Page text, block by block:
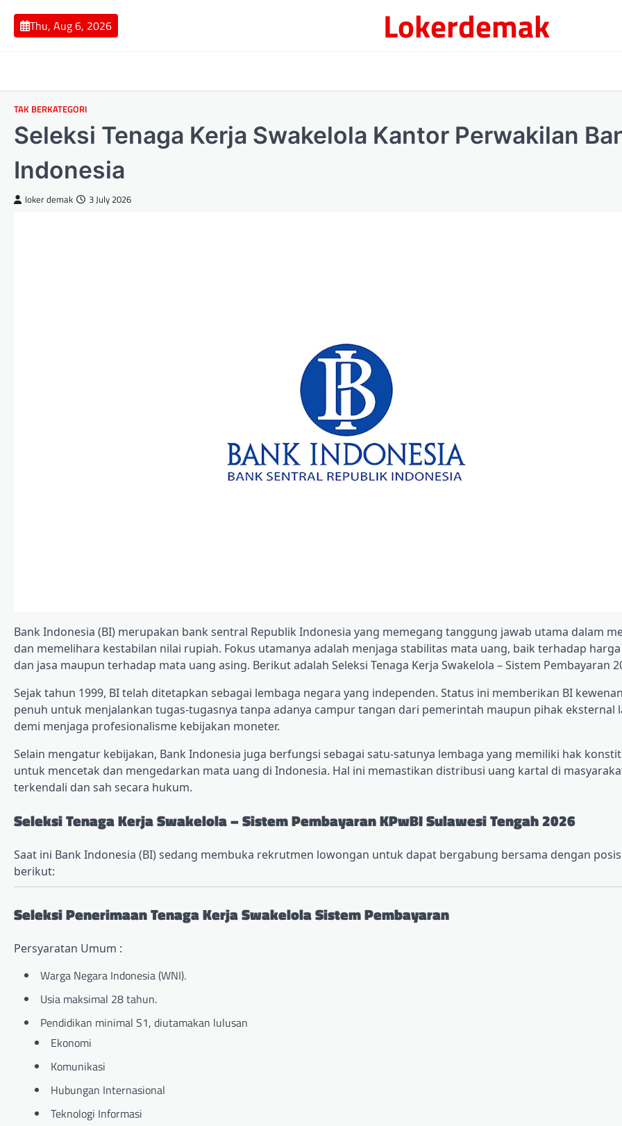
content
Thu, Aug 6, 2026 Lokerdemak
TAK BERKATEGORI
Seleksi Tenaga Kerja Swakelola Kantor Perwakilan
Indonesia
loker demak 3 July 2026
Bank Indonesia (BI) merupakan bank sentral Republik Indonesia yang memegang tanggung jawab utama dalam
dan memelihara kestabilan nilai rupiah. Fokus utamanya adalah menjaga stabilitas mata uang, baik terhadap
dan jasa maupun terhadap mata uang asing. Berikut adalah Seleksi Tenaga Kerja Swakelola – Sistem Pembayaran
Sejak tahun 1999, BI telah ditetapkan sebagai lembaga negara yang independen. Status ini memberikan BI
penuh untuk menjalankan tugas-tugasnya tanpa adanya campur tangan dari pemerintah maupun pihak eksternal
demi menjaga profesionalisme kebijakan moneter.
Selain mengatur kebijakan, Bank Indonesia juga berfungsi sebagai satu-satunya lembaga yang memiliki hak
untuk mencetak dan mengedarkan mata uang di Indonesia. Hal ini memastikan distribusi uang kartal di
terkendali dan sah secara hukum.
Seleksi Tenaga Kerja Swakelola – Sistem Pembayaran KPwBI Sulawesi Tengah 2026
Saat ini Bank Indonesia (BI) sedang membuka rekrutmen lowongan untuk dapat bergabung bersama dengan
berikut:
Seleksi Penerimaan Tenaga Kerja Swakelola Sistem Pembayaran
Persyaratan Umum :
Warga Negara Indonesia (WNI).
Usia maksimal 28 tahun.
Pendidikan minimal S1, diutamakan lulusan
Ekonomi
Komunikasi
Hubungan Internasional
Teknologi Informasi